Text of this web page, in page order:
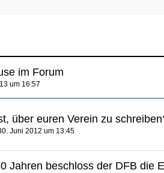
im Forum
um 16:57
über euren Verein zu
Juni 2012 um 13:45
Jahren beschloss der DFB die